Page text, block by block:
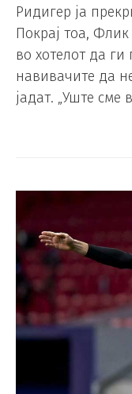
Ридигер ја
Покрај тоа,
во хотелот да ги
навивачите да
јадат. „Уште